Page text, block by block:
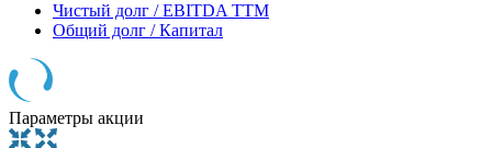
Чистый долг / EBITDA TTM
Общий долг / Капитал
Параметры акции